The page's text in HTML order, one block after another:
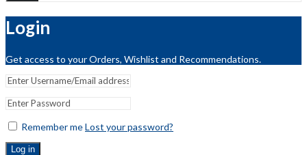
Login
Get access to your Orders, Wishlist and Recommendations.
Remember meLost your password?
Log in